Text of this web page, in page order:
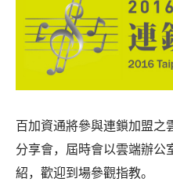
百加資通將參與連鎖加盟之
分享會，屆時會以雲端辦公
紹，歡迎到場參觀指教。